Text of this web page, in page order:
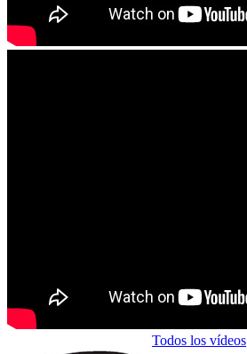
Todos los vídeos